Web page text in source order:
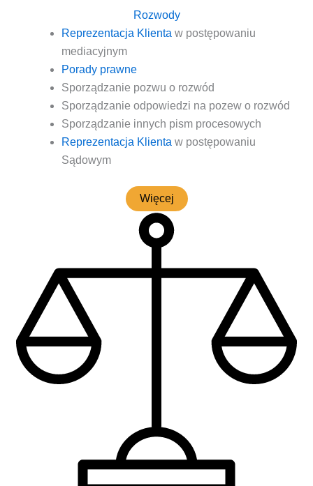
Rozwody
Repre­zen­ta­cja Klien­ta w postę­po­wa­niu
mediacyjnym
Pora­dy prawne
Spo­rzą­dza­nie pozwu o rozwód
Spo­rzą­dza­nie odpo­wie­dzi na pozew o rozwód
Spo­rzą­dza­nie innych pism procesowych
Repre­zen­ta­cja Klien­ta w postę­po­wa­niu
Sądowym
Wię­cej